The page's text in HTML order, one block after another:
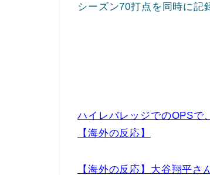
シーズン70打点を同時に記
ハイレバレッジでのOPS
【海外の反応】
【海外の反応】大谷翔平